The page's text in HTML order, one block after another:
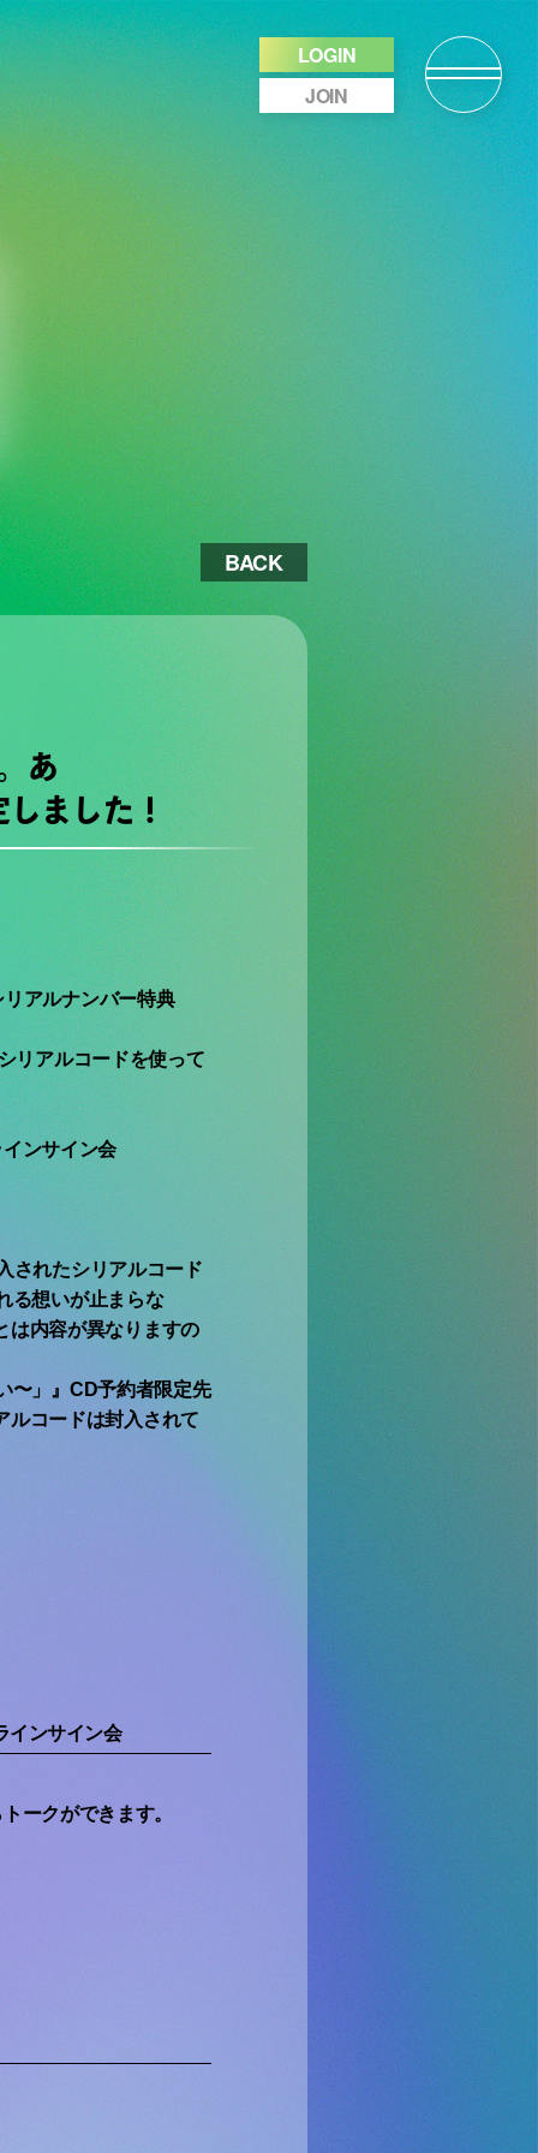
LOGIN
JOIN
BACK
あ
ました！
アルナンバー特典
リアルコードを使って
ンサイン会
されたシリアルコード
る想いが止まらな
は内容が異なりますの
〜」』CD予約者限定先
ルコードは封入されて
インサイン会
ークができます。